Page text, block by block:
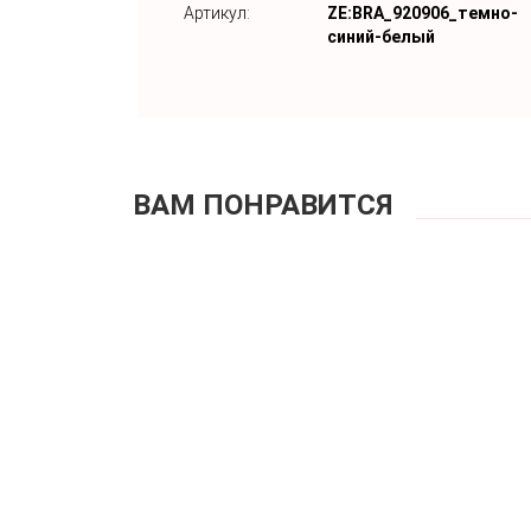
Артикул:
ZE:BRA_920906_темно-
синий-белый
ВАМ ПОНРАВИТСЯ